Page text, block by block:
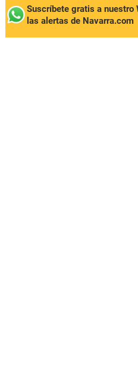
Suscríbete gratis a nuestro
las alertas de Navarra.com